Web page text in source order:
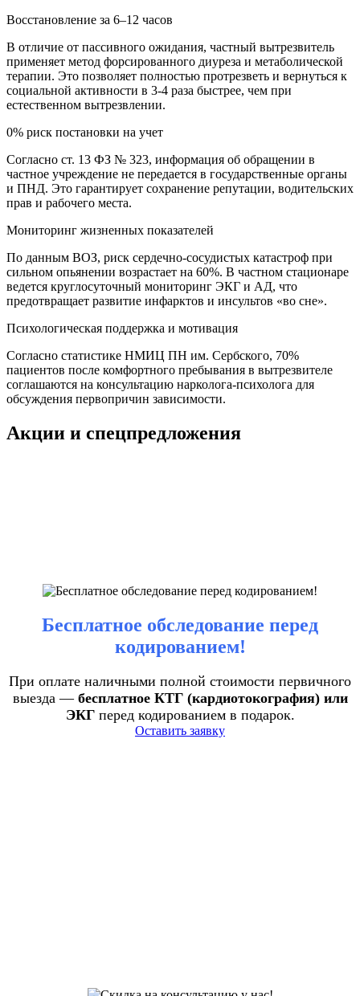
Восстановление за 6–12 часов
В отличие от пассивного ожидания, частный вытрезвитель
применяет метод форсированного диуреза и метаболической
терапии. Это позволяет полностью протрезветь и вернуться к
социальной активности в 3-4 раза быстрее, чем при
естественном вытрезвлении.
0% риск постановки на учет
Согласно ст. 13 ФЗ № 323, информация об обращении в
частное учреждение не передается в государственные органы
и ПНД. Это гарантирует сохранение репутации, водительских
прав и рабочего места.
Мониторинг жизненных показателей
По данным ВОЗ, риск сердечно-сосудистых катастроф при
сильном опьянении возрастает на 60%. В частном стационаре
ведется круглосуточный мониторинг ЭКГ и АД, что
предотвращает развитие инфарктов и инсультов «во сне».
Психологическая поддержка и мотивация
Согласно статистике НМИЦ ПН им. Сербского, 70%
пациентов после комфортного пребывания в вытрезвителе
соглашаются на консультацию нарколога-психолога для
обсуждения первопричин зависимости.
Акции и спецпредложения
Бесплатное обследование перед
кодированием!
При оплате наличными полной стоимости первичного
выезда — бесплатное КТГ (кардиотокография) или
ЭКГперед кодированием в подарок.
Оставить заявку